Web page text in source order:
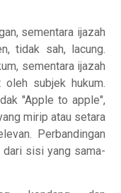
sementara ijazah
tidak sah, lacung.
sementara ijazah
subjek hukum.
"Apple to apple",
mirip atau setara
Perbandingan
dari sisi yang sama-